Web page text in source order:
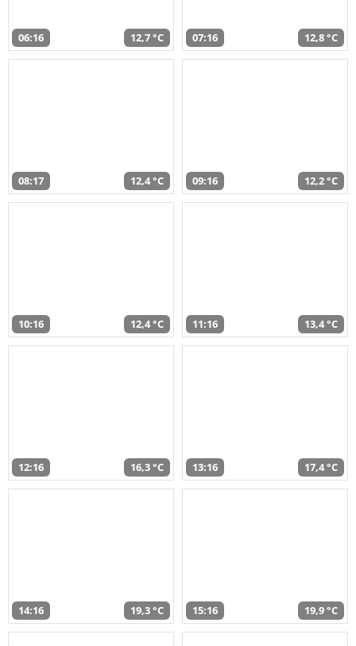
06:16 12,7 °C 07:16 12,8 °C
08:17 12,4 °C 09:16 12,2 °C
10:16 12,4 °C 11:16 13,4 °C
12:16 16,3 °C 13:16 17,4 °C
14:16 19,3 °C 15:16 19,9 °C